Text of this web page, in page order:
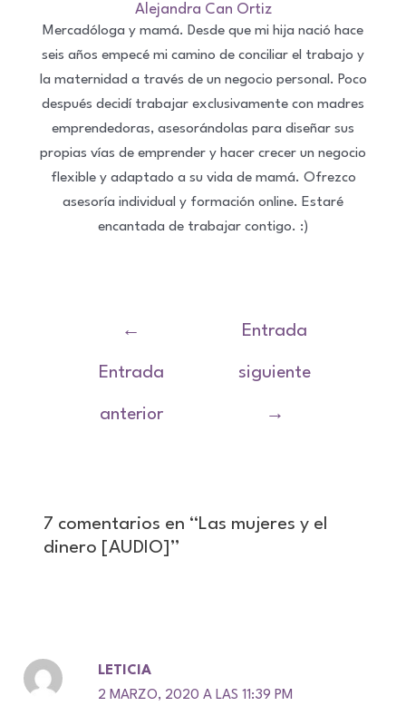
Alejandra Can Ortiz
Mercadóloga y mamá. Desde que mi hija nació hace
seis años empecé mi camino de conciliar el trabajo y
la maternidad a través de un negocio personal. Poco
después decidí trabajar exclusivamente con madres
emprendedoras, asesorándolas para diseñar sus
propias vías de emprender y hacer crecer un negocio
flexible y adaptado a su vida de mamá. Ofrezco
asesoría individual y formación online. Estaré
encantada de trabajar contigo. :)
entradas
←
Entrada
anterior
Entrada
siguiente
→
7 comentarios en “Las mujeres y el
dinero [AUDIO]”
LETICIA
2 MARZO, 2020 A LAS 11:39 PM